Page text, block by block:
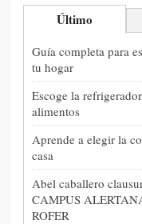
Último
Guía completa para
tu hogar
Escoge la
alimentos
Aprende a elegir la
casa
Abel caballero
CAMPUS
ROFER